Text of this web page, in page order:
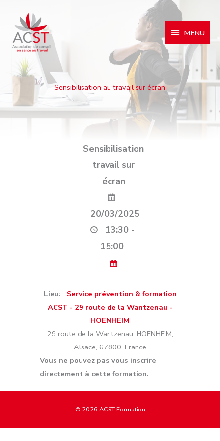
MENU
MENU
Sensibilisation au travail sur écran
Sensibilisation
travail sur
écran
20/03/2025
13:30 -
15:00
Lieu:
Service prévention & formation
ACST - 29 route de la Wantzenau -
HOENHEIM
29 route de la Wantzenau, HOENHEIM,
Alsace, 67800, France
Vous ne pouvez pas vous inscrire
directement à cette formation.
© 2026 ACST Formation